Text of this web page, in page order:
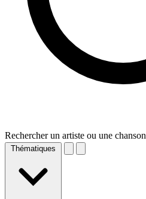
Rechercher un artiste ou une chanson
Thématiques